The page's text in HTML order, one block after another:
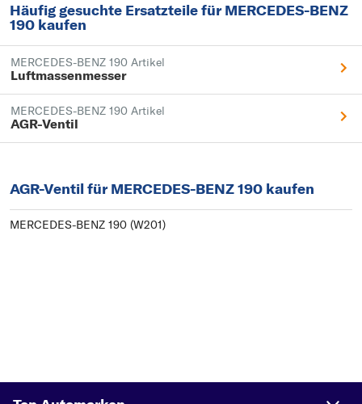
Häufig gesuchte Ersatzteile für MERCEDES-BENZ
190 kaufen
MERCEDES-BENZ 190 Artikel
Luftmassenmesser
MERCEDES-BENZ 190 Artikel
AGR-Ventil
AGR-Ventil für MERCEDES-BENZ 190 kaufen
MERCEDES-BENZ 190 (W201)